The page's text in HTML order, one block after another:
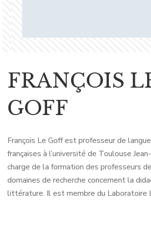
FRANÇOIS
GOFF
François Le Goff est professeur de
françaises à l’université de Toulouse
charge de la formation des professeurs
domaines de recherche concernent la
littérature. Il est membre du Laboratoire